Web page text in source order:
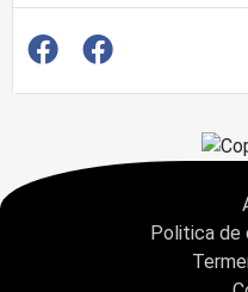
Politica